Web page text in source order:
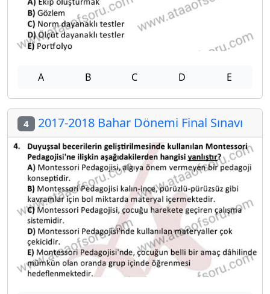
A B C D E
4 2017-2018 Bahar Dönemi Final Sınavı